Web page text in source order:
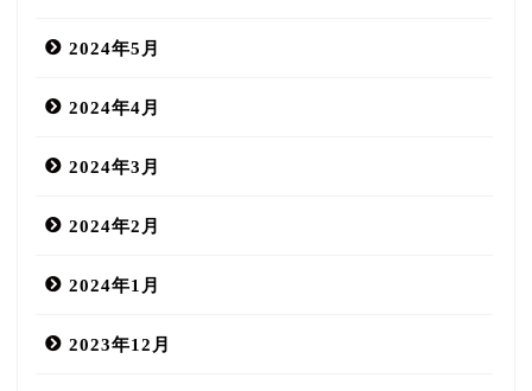
2024年5月
2024年4月
2024年3月
2024年2月
2024年1月
2023年12月